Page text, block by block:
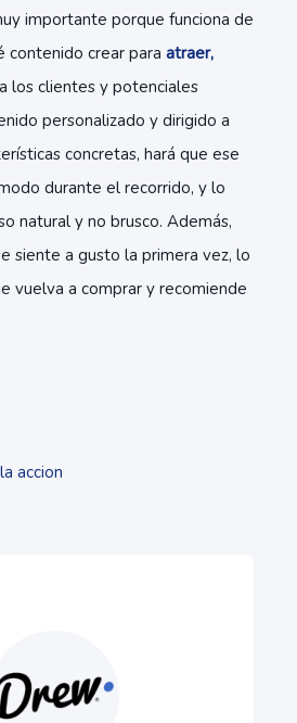
importante porque funciona de
contenido crear para atraer,
los clientes y potenciales
personalizado y dirigido a
concretas, hará que ese
durante el recorrido, y lo
natural y no brusco. Además,
siente a gusto la primera vez, lo
vuelva a comprar y recomiende